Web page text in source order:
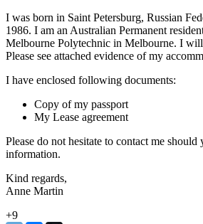
I was born in Saint Petersburg, Russian
1986. I am an Australian Permanent
Melbourne Polytechnic in Melbourne. I will
Please see attached evidence of my
I have enclosed following documents:
Copy of my passport
My Lease agreement
Please do not hesitate to contact me
information.
Kind regards,
Anne Martin
+9